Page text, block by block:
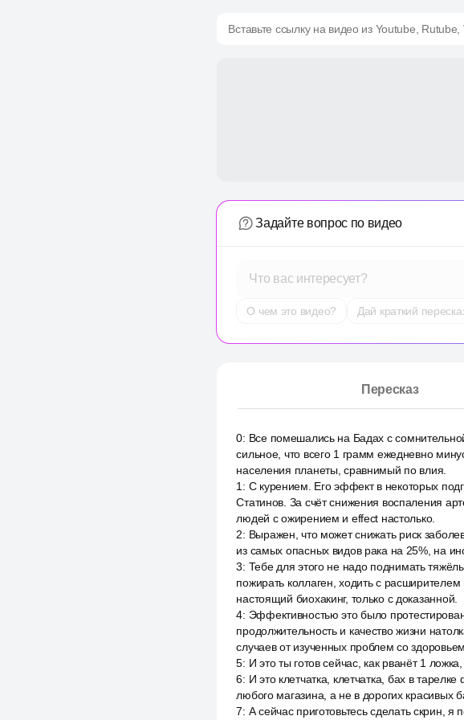
Вставьте ссылку на видео из Youtube, Rutube,
Задайте вопрос по видео
Что вас интересует?
О чем это видео? Дай краткий
Пересказ
0: Все помешались на Бадах с
сильное, что всего 1 грамм ежедневно
населения планеты, сравнимый по влия.
1 : С курением. Его эффект в некоторых
Статинов. За счёт снижения воспаления
людей с ожирением и effect настолько.
2: Выражен, что может снижать риск
из самых опасных видов рака на 25%, на
3: Тебе для этого не надо поднимать
пожирать коллаген, ходить с
настоящий биохакинг, только с доказанной.
4: Эффективностью это было
продолжительность и качество жизни
случаев от изученных проблем со здоровьем.
5: И это ты готов сейчас, как рванёт 1
6: И это клетчатка, клетчатка, бах в
любого магазина, а не в дорогих красивых
7: А сейчас приготовьтесь сделать скрин,